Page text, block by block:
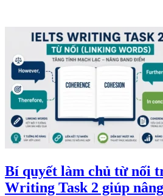
Bí quyết làm chủ từ nối
Writing Task 2 giúp